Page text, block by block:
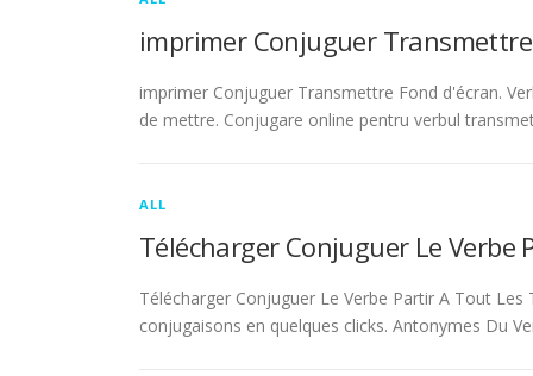
imprimer Conjuguer
imprimer Conjuguer Transmettre Fond d'écran.
de mettre. Conjugare online pentru verbul
ALL
Télécharger Conjuguer Le Verbe
Télécharger Conjuguer Le Verbe Partir A Tout
conjugaisons en quelques clicks. Antonymes Du